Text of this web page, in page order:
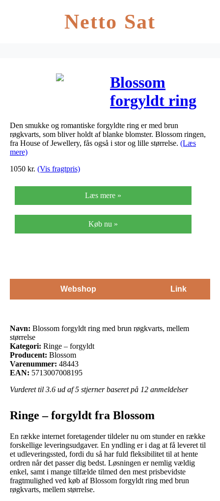
Netto Sat
Blossom
forgyldt ring
med brun
røgkvarts,
Den smukke og romantiske forgyldte ring er med brun
røgkvarts, som bliver holdt af blanke blomster. Blossom ringen,
fra House of Jewellery, fås også i stor og lille størrelse. (Læs
mere)
1050 kr. (Vis fragtpris)
Læs mere »
Køb nu »
Webshop Link
Navn: Blossom forgyldt ring med brun røgkvarts, mellem
størrelse
Kategori: Ringe – forgyldt
Producent: Blossom
Varenummer: 48443
EAN: 5713007008195
Vurderet til 3.6 ud af 5 stjerner baseret på 12 anmeldelser
Ringe – forgyldt fra Blossom
En række internet foretagender tildeler nu om stunder en række
forskellige leveringsudgaver. En yndling er i dag at få leveret til
et udleveringssted, fordi du så har fuld fleksibilitet til at hente
ordren når det passer dig bedst. Løsningen er nemlig vældig
enkel, samt i mange tilfælde tilmed den mest prisbevidste
fragtmulighed ved køb af Blossom forgyldt ring med brun
røgkvarts, mellem størrelse.